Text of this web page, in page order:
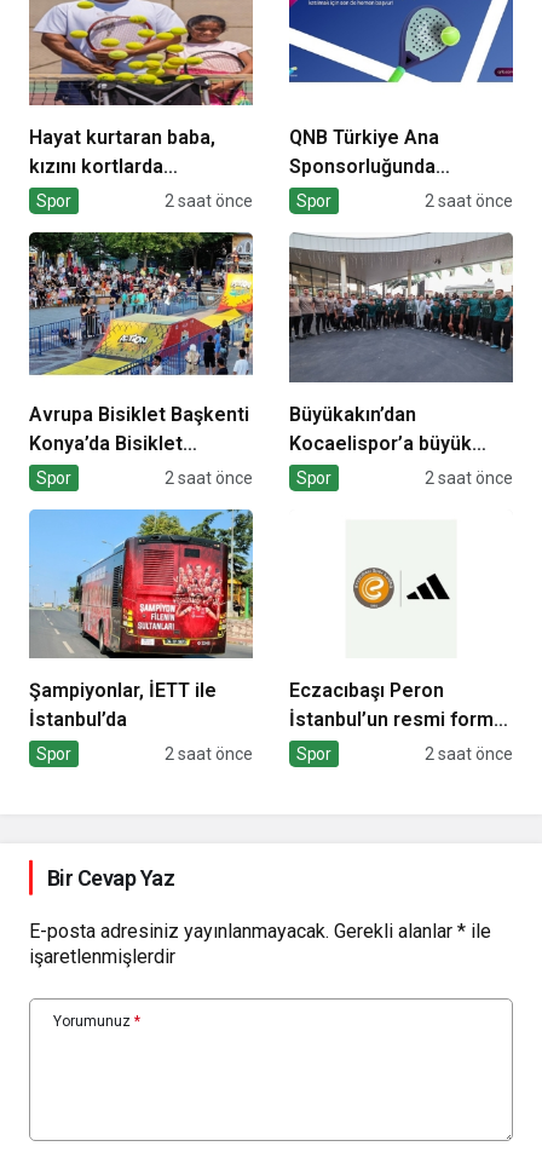
Hayat kurtaran baba,
kızını kortlarda
şampiyonluğa hazırlıyor
Spor 2 saat önce
QNB Türkiye Ana
Sponsorluğunda
Türkiye’nin İlk Padel
Başlıyor
Spor 2 saat önce
Avrupa Bisiklet Başkenti
Konya’da Bisiklet
Festivali Heyecanı
Spor 2 saat önce
Büyükakın’dan
Kocaelispor’a büyük
moral
Spor 2 saat önce
Şampiyonlar, İETT ile
İstanbul’da
Spor 2 saat önce
Eczacıbaşı Peron
İstanbul’un resmi forma
sponsoru adidas
Spor 2 saat önce
Bir Cevap Yaz
E-posta adresiniz yayınlanmayacak. Gerekli alanlar * ile
işaretlenmişlerdir
Yorumunuz *